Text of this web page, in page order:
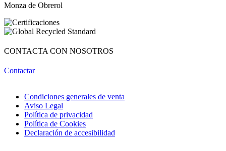
Monza de Obrerol
CONTACTA CON NOSOTROS
Contactar
Condiciones generales de venta
Aviso Legal
Política de privacidad
Política de Cookies
Declaración de accesibilidad